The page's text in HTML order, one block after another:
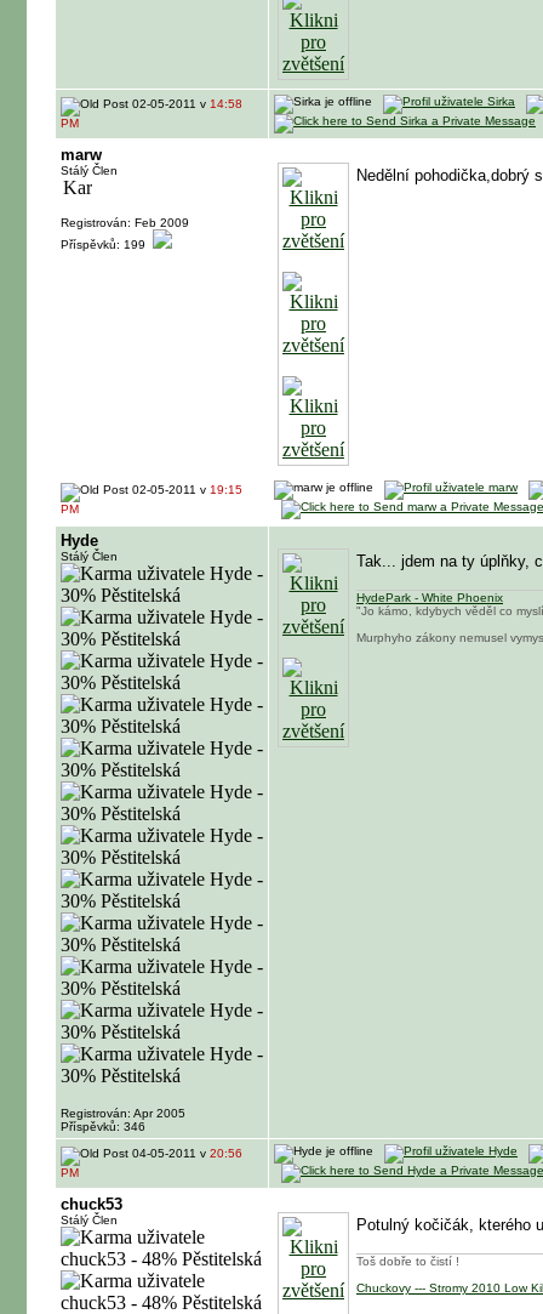
02-05-2011 v 14:58
PM
marw
Stálý Člen
Registrován: Feb 2009
Příspěvků: 199
Nedělní pohodička,dobrý
02-05-2011 v 19:15
PM
Hyde
Stálý Člen
Registrován: Apr 2005
Příspěvků: 346
Tak... jdem na ty úplňky,
HydePark - White Phoenix
"Jo kámo, kdybych věděl co
Murphyho zákony nemusel
04-05-2011 v 20:56
PM
chuck53
Stálý Člen Potulný kočičák, kterého
Toš dobře to čistí !
Chuckovy --- Stromy 2010 Low